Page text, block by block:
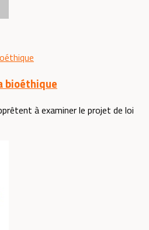
bioéthique
à examiner le projet de loi